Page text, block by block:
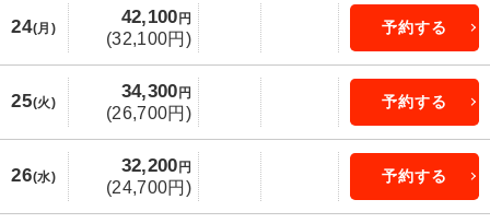
24(月)
42,100 円
(32,100円)
予約する
25(火)
34,300 円
(26,700円)
予約する
26(水)
32,200 円
(24,700円)
予約する